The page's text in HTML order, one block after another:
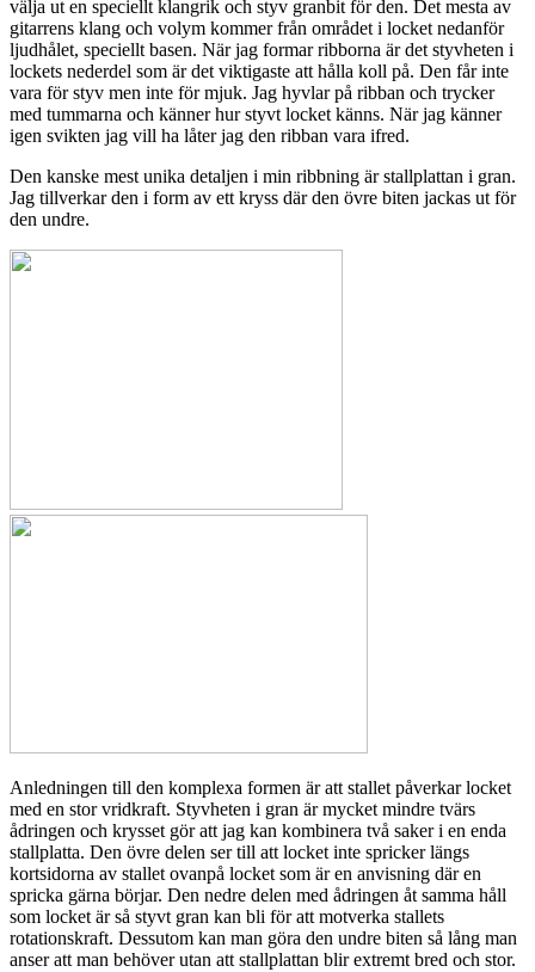
välja ut en speciellt klangrik och styv granbit för den. Det mesta av
gitarrens klang och volym kommer från området i locket nedanför
ljudhålet, speciellt basen. När jag formar ribborna är det styvheten i
lockets nederdel som är det viktigaste att hålla koll på. Den får inte
vara för styv men inte för mjuk. Jag hyvlar på ribban och trycker
med tummarna och känner hur styvt locket känns. När jag känner
igen svikten jag vill ha låter jag den ribban vara ifred.
Den kanske mest unika detaljen i min ribbning är stallplattan i gran.
Jag tillverkar den i form av ett kryss där den övre biten jackas ut för
den undre.
Anledningen till den komplexa formen är att stallet påverkar locket
med en stor vridkraft. Styvheten i gran är mycket mindre tvärs
ådringen och krysset gör att jag kan kombinera två saker i en enda
stallplatta. Den övre delen ser till att locket inte spricker längs
kortsidorna av stallet ovanpå locket som är en anvisning där en
spricka gärna börjar. Den nedre delen med ådringen åt samma håll
som locket är så styvt gran kan bli för att motverka stallets
rotationskraft. Dessutom kan man göra den undre biten så lång man
anser att man behöver utan att stallplattan blir extremt bred och stor.